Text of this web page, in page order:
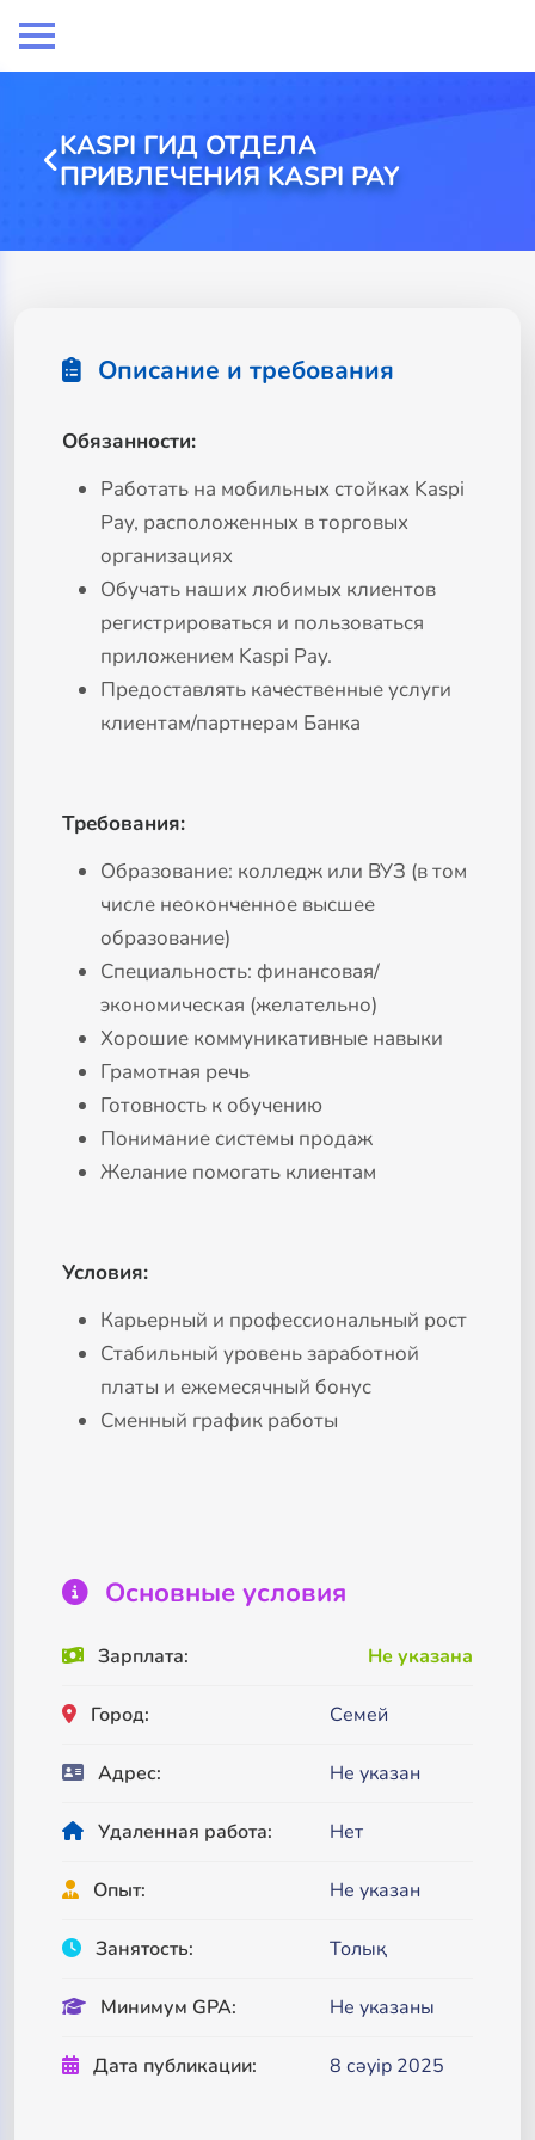
KASPI ГИД ОТДЕЛА
ПРИВЛЕЧЕНИЯ KASPI PAY
Описание и требования
Обязанности:
Работать на мобильных стойках Kaspi
Pay, расположенных в торговых
организациях
Обучать наших любимых клиентов
регистрироваться и пользоваться
приложением Kaspi Pay.
Предоставлять качественные услуги
клиентам/партнерам Банка
Требования:
Образование: колледж или ВУЗ (в том
числе неоконченное высшее
образование)
Специальность: финансовая/
экономическая (желательно)
Хорошие коммуникативные навыки
Грамотная речь
Готовность к обучению
Понимание системы продаж
Желание помогать клиентам
Условия:
Карьерный и профессиональный рост
Стабильный уровень заработной
платы и ежемесячный бонус
Сменный график работы
Основные условия
Зарплата: Не указана
Город: Семей
Адрес: Не указан
Удаленная работа: Нет
Опыт: Не указан
Занятость: Толық
Минимум GPA: Не указаны
Дата публикации: 8 сәуір 2025